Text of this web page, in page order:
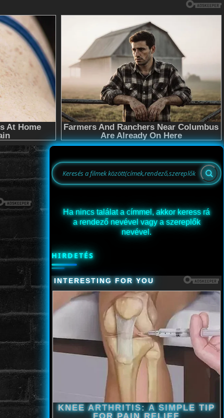
Ha nincs találat a címmel, akkor keress rá
a rendező nevével vagy a szereplők
nevével.
HIRDETÉS